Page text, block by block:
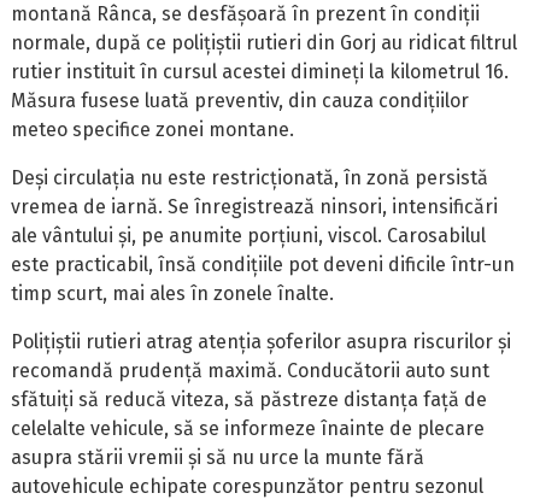
montană Rânca, se desfășoară în prezent în condiții
normale, după ce polițiștii rutieri din Gorj au ridicat filtrul
rutier instituit în cursul acestei dimineți la kilometrul 16.
Măsura fusese luată preventiv, din cauza condițiilor
meteo specifice zonei montane.
Deși circulația nu este restricționată, în zonă persistă
vremea de iarnă. Se înregistrează ninsori, intensificări
ale vântului și, pe anumite porțiuni, viscol. Carosabilul
este practicabil, însă condițiile pot deveni dificile într-un
timp scurt, mai ales în zonele înalte.
Polițiștii rutieri atrag atenția șoferilor asupra riscurilor și
recomandă prudență maximă. Conducătorii auto sunt
sfătuiți să reducă viteza, să păstreze distanța față de
celelalte vehicule, să se informeze înainte de plecare
asupra stării vremii și să nu urce la munte fără
autovehicule echipate corespunzător pentru sezonul